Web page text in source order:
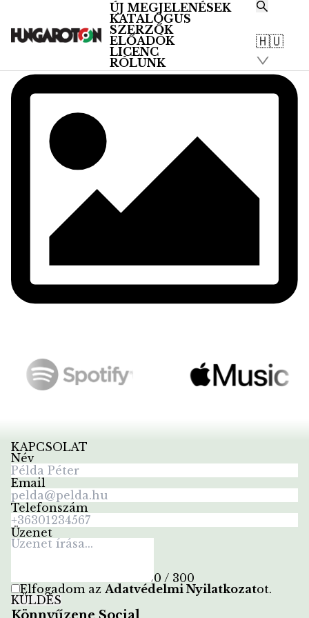
ÚJ MEGJELENÉSEK
KATALÓGUS
SZERZŐK
ELŐADÓK
LICENC
RÓLUNK
🇭🇺
KAPCSOLAT
Név
Email
Telefonszám
Üzenet
0 / 300
Elfogadom az Adatvédelmi Nyilatkozatot.
KÜLDÉS